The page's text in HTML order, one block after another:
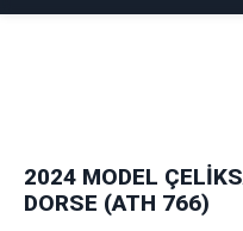
2024 MODEL
DORSE (ATH 766)